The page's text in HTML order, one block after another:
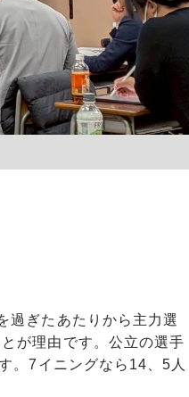
過ぎたあたりから主力選
が理由です。公立の選手
。7イニングなら14、5人